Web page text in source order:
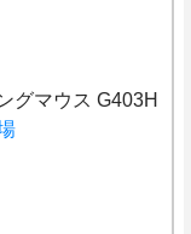
グマウス G403H